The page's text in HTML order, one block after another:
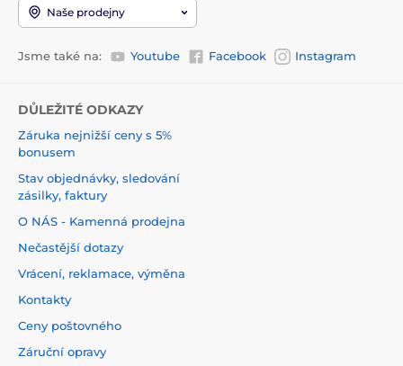
Naše prodejny
Jsme také na: Youtube Facebook Instagram
DŮLEŽITÉ ODKAZY
Záruka nejnižší ceny s 5%
bonusem
Stav objednávky, sledování
zásilky, faktury
O NÁS - Kamenná prodejna
Nečastější dotazy
Vrácení, reklamace, výměna
Kontakty
Ceny poštovného
Záruční opravy